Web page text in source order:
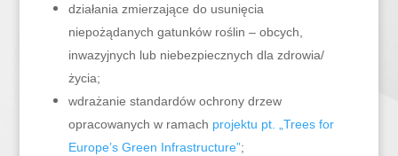
działania zmierzające do usunięcia
niepożądanych gatunków roślin – obcych,
inwazyjnych lub niebezpiecznych dla zdrowia/
życia;
wdrażanie standardów ochrony drzew
opracowanych w ramach projektu pt. „Trees for
Europe’s Green Infrastructure”;